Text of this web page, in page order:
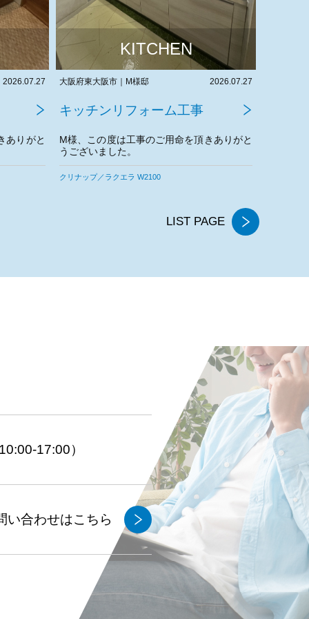
2026.07.27
ありがと
KITCHEN
奈良県生駒市｜F様邸 2026.07.02
キッチンリフォーム工事
F様、この度は工事のご用命を頂きありがと
うございました。
クリナップ／ラクエラ W2040
LIST PAGE
17:00）
い合わせはこちら